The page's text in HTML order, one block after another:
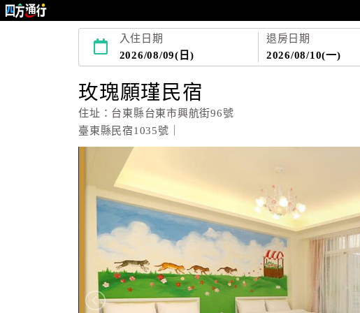
入住日期
2026/08/09(日)
退房日期
2026/08/10(一)
玫瑰願瑾民宿
住址：台東縣台東市興航街96號
臺東縣民宿1035號｜